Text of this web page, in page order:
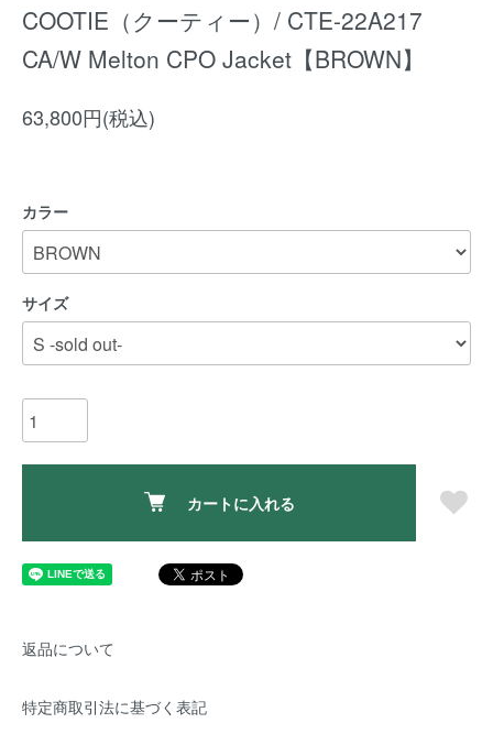
COOTIE（クーティー）/ CTE-22A217
CA/W Melton CPO Jacket【BROWN】
63,800円(税込)
カラー
サイズ
カートに入れる
返品について
特定商取引法に基づく表記